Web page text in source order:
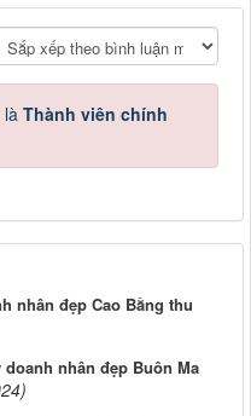
Thành viên chính
nhân đẹp Cao Bằng thu
nhân đẹp Buôn Ma